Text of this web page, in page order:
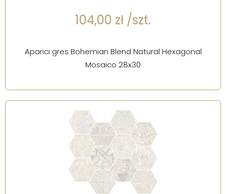
104,00 zł /szt.
Aparici gres Bohemian Blend Natural Hexagonal
Mosaico 28x30